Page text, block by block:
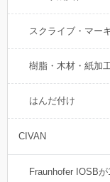
スクライブ・マー
樹脂・木材・紙加
はんだ付け
CIVAN
Fraunhofer IOSB